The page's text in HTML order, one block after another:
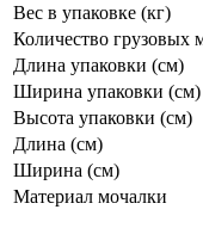
Вес в упаковке (кг)
Количество грузовых
Длина упаковки (см)
Ширина упаковки (см)
Высота упаковки (см)
Длина (см)
Ширина (см)
Материал мочалки